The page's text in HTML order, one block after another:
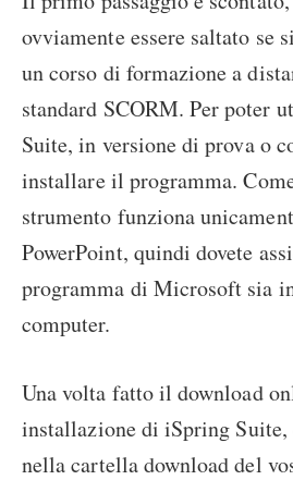
ovviamente essere saltato se
un corso di formazione a
standard SCORM. Per poter
Suite, in versione di prova o
installare il programma.
strumento funziona
PowerPoint, quindi dovete
programma di Microsoft sia
computer.
Una volta fatto il download
installazione di iSpring
nella cartella download del